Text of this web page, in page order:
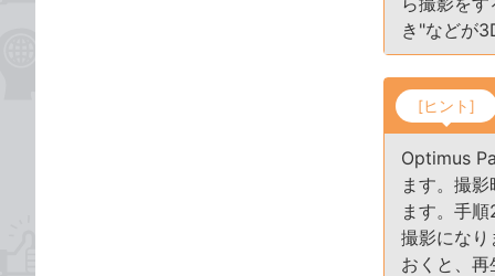
き"などが
[ヒント]
Optimus
ます。撮
ます。手
撮影になり
おくと、